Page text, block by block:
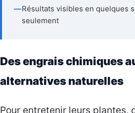
—Résultats visibles en quelques
seulement
Des engrais chimiques
alternatives naturelles
Pour entretenir leurs plantes,